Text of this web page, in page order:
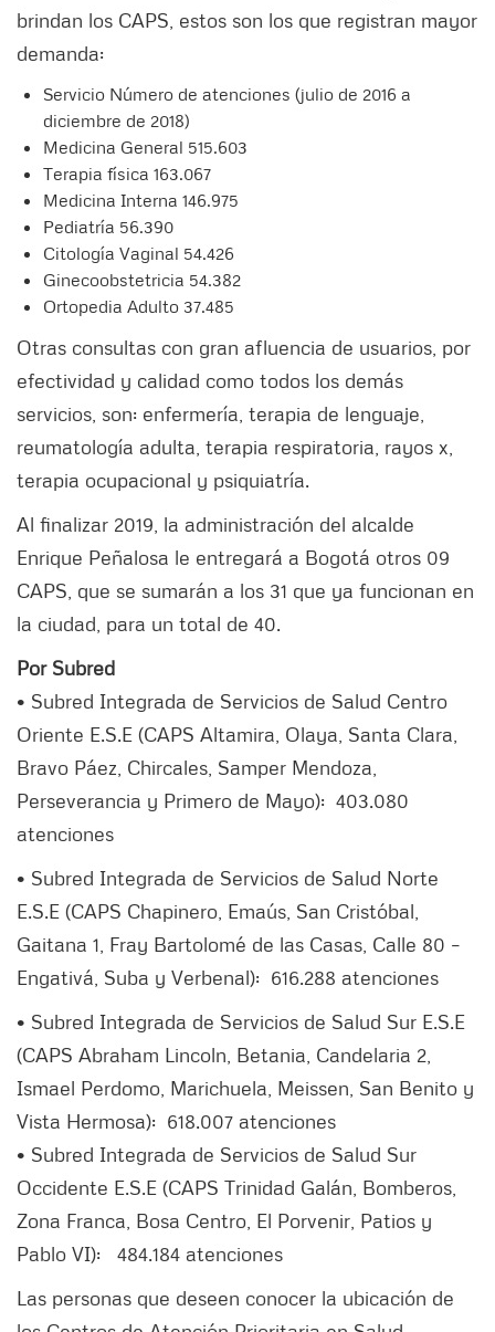
brindan los CAPS, estos son los que registran mayor
demanda:
Servicio Número de atenciones (julio de 2016 a
diciembre de 2018)
Medicina General 515.603
Terapia física 163.067
Medicina Interna 146.975
Pediatría 56.390
Citología Vaginal 54.426
Ginecoobstetricia 54.382
Ortopedia Adulto 37.485
Otras consultas con gran afluencia de usuarios, por
efectividad y calidad como todos los demás
servicios, son: enfermería, terapia de lenguaje,
reumatología adulta, terapia respiratoria, rayos x,
terapia ocupacional y psiquiatría.
Al finalizar 2019, la administración del alcalde
Enrique Peñalosa le entregará a Bogotá otros 09
CAPS, que se sumarán a los 31 que ya funcionan en
la ciudad, para un total de 40.
Por Subred
• Subred Integrada de Servicios de Salud Centro
Oriente E.S.E (CAPS Altamira, Olaya, Santa Clara,
Bravo Páez, Chircales, Samper Mendoza,
Perseverancia y Primero de Mayo): 403.080
atenciones
• Subred Integrada de Servicios de Salud Norte
E.S.E (CAPS Chapinero, Emaús, San Cristóbal,
Gaitana 1, Fray Bartolomé de las Casas, Calle 80 –
Engativá, Suba y Verbenal): 616.288 atenciones
• Subred Integrada de Servicios de Salud Sur E.S.E
(CAPS Abraham Lincoln, Betania, Candelaria 2,
Ismael Perdomo, Marichuela, Meissen, San Benito y
Vista Hermosa): 618.007 atenciones
• Subred Integrada de Servicios de Salud Sur
Occidente E.S.E (CAPS Trinidad Galán, Bomberos,
Zona Franca, Bosa Centro, El Porvenir, Patios y
Pablo VI): 484.184 atenciones
Las personas que deseen conocer la ubicación de